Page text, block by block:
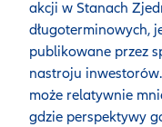
akcji w Stanach
długoterminowych,
publikowane przez
nastroju
może relatywnie
gdzie perspektywy